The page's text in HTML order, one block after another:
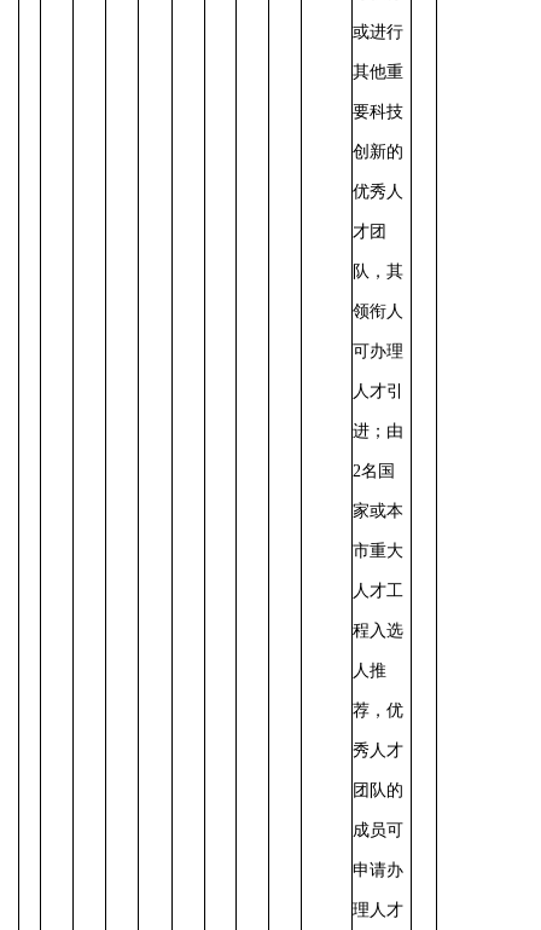
或进行
其他重
要科技
创新的
优秀人
才团
队，其
领衔人
可办理
人才引
进；由
2名国
家或本
市重大
人才工
程入选
人推
荐，优
秀人才
团队的
成员可
申请办
理人才